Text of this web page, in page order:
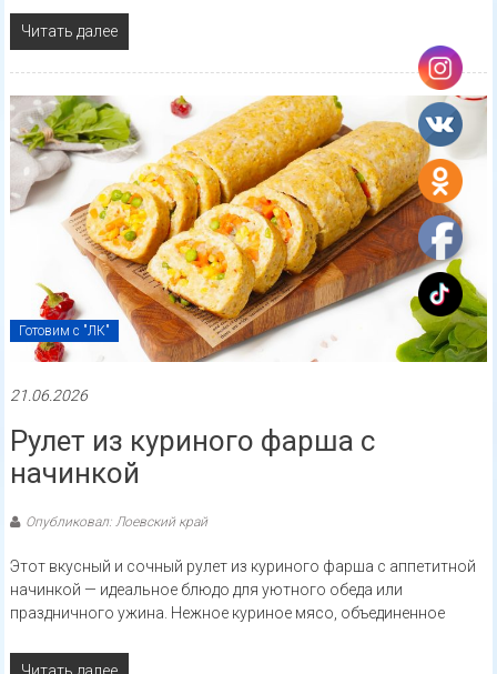
Читать далее
Готовим с "ЛК"
21.06.2026
Рулет из куриного фарша с
начинкой
Опубликовал: Лоевский край
Этот вкусный и сочный рулет из куриного фарша с аппетитной
начинкой — идеальное блюдо для уютного обеда или
праздничного ужина. Нежное куриное мясо, объединенное